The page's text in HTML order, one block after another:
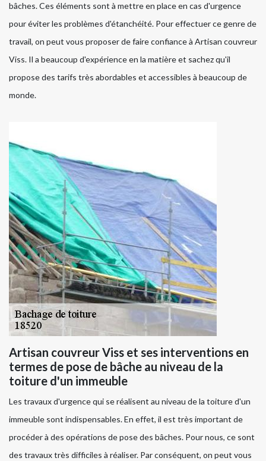
bâches. Ces éléments sont à mettre en place en cas d'urgence
pour éviter les problèmes d'étanchéité. Pour effectuer ce genre de
travail, on peut vous proposer de faire confiance à Artisan couvreur
Viss. Il a beaucoup d'expérience en la matière et sachez qu'il
propose des tarifs très abordables et accessibles à beaucoup de
monde.
Artisan couvreur Viss et ses interventions en
termes de pose de bâche au niveau de la
toiture d'un immeuble
Les travaux d'urgence qui se réalisent au niveau de la toiture d'un
immeuble sont indispensables. En effet, il est très important de
procéder à des opérations de pose des bâches. Pour nous, ce sont
des travaux très difficiles à réaliser. Par conséquent, on peut vous